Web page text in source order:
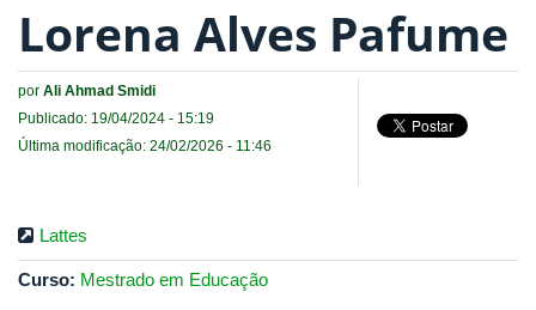
Lorena Alves Pafume
por Ali Ahmad Smidi
Publicado: 19/04/2024 - 15:19
Última modificação: 24/02/2026 - 11:46
Lattes
Curso: Mestrado em Educação